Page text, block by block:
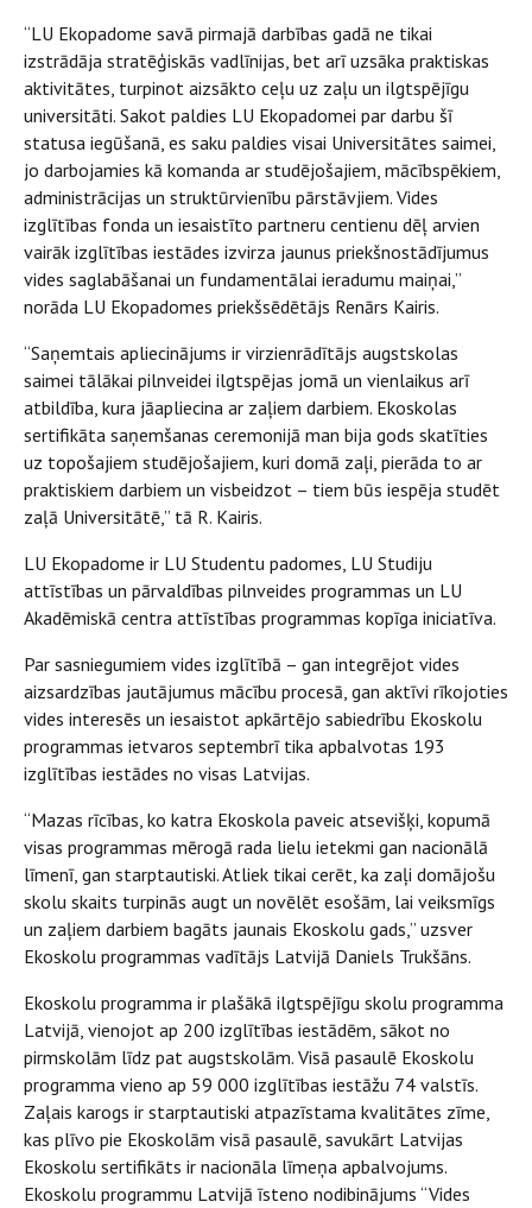
“LU Ekopadome savā pirmajā darbības gadā ne tikai
izstrādāja stratēģiskās vadlīnijas, bet arī uzsāka praktiskas
aktivitātes, turpinot aizsākto ceļu uz zaļu un ilgtspējīgu
universitāti. Sakot paldies LU Ekopadomei par darbu šī
statusa iegūšanā, es saku paldies visai Universitātes saimei,
jo darbojamies kā komanda ar studējošajiem, mācībspēkiem,
administrācijas un struktūrvienību pārstāvjiem. Vides
izglītības fonda un iesaistīto partneru centienu dēļ arvien
vairāk izglītības iestādes izvirza jaunus priekšnostādījumus
vides saglabāšanai un fundamentālai ieradumu maiņai,”
norāda LU Ekopadomes priekšsēdētājs Renārs Kairis.
“Saņemtais apliecinājums ir virzienrādītājs augstskolas
saimei tālākai pilnveidei ilgtspējas jomā un vienlaikus arī
atbildība, kura jāapliecina ar zaļiem darbiem. Ekoskolas
sertifikāta saņemšanas ceremonijā man bija gods skatīties
uz topošajiem studējošajiem, kuri domā zaļi, pierāda to ar
praktiskiem darbiem un visbeidzot – tiem būs iespēja studēt
zaļā Universitātē,” tā R. Kairis.
LU Ekopadome ir LU Studentu padomes, LU Studiju
attīstības un pārvaldības pilnveides programmas un LU
Akadēmiskā centra attīstības programmas kopīga iniciatīva.
Par sasniegumiem vides izglītībā – gan integrējot vides
aizsardzības jautājumus mācību procesā, gan aktīvi rīkojoties
vides interesēs un iesaistot apkārtējo sabiedrību Ekoskolu
programmas ietvaros septembrī tika apbalvotas 193
izglītības iestādes no visas Latvijas.
“Mazas rīcības, ko katra Ekoskola paveic atsevišķi, kopumā
visas programmas mērogā rada lielu ietekmi gan nacionālā
līmenī, gan starptautiski. Atliek tikai cerēt, ka zaļi domājošu
skolu skaits turpinās augt un novēlēt esošām, lai veiksmīgs
un zaļiem darbiem bagāts jaunais Ekoskolu gads,” uzsver
Ekoskolu programmas vadītājs Latvijā Daniels Trukšāns.
Ekoskolu programma ir plašākā ilgtspējīgu skolu programma
Latvijā, vienojot ap 200 izglītības iestādēm, sākot no
pirmskolām līdz pat augstskolām. Visā pasaulē Ekoskolu
programma vieno ap 59 000 izglītības iestāžu 74 valstīs.
Zaļais karogs ir starptautiski atpazīstama kvalitātes zīme,
kas plīvo pie Ekoskolām visā pasaulē, savukārt Latvijas
Ekoskolu sertifikāts ir nacionāla līmeņa apbalvojums.
Ekoskolu programmu Latvijā īsteno nodibinājums “Vides